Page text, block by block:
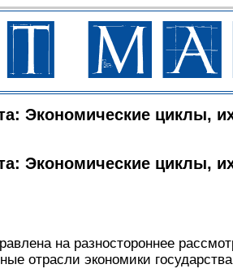
Экономические циклы,
Экономические циклы,
на разностороннее
отрасли экономики